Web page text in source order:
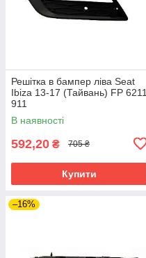
Решітка в бампер ліва Seat
Ibiza 13-17 (Тайвань) FP 6211
911
В наявності
592,20 ₴ 705 ₴
Купити
–16%